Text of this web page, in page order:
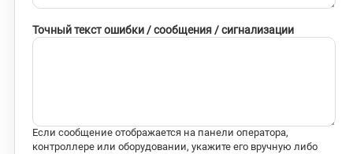
Точный текст ошибки / сообщения / сигнализации
Если сообщение отображается на панели оператора,
контроллере или оборудовании, укажите его вручную либо